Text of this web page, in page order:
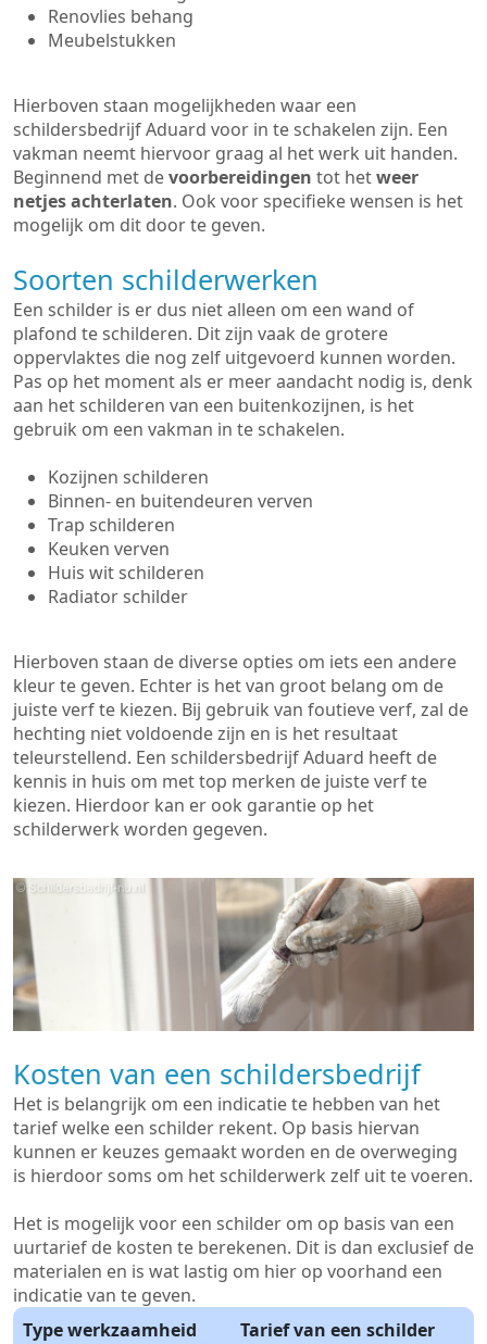
Renovlies behang
Meubelstukken
Hierboven staan mogelijkheden waar een
schildersbedrijf Aduard voor in te schakelen zijn. Een
vakman neemt hiervoor graag al het werk uit handen.
Beginnend met devoorbereidingen tot hetweer
netjes achterlaten. Ook voor specifieke wensen is het
mogelijk om dit door te geven.
Soorten schilderwerken
Een schilder is er dus niet alleen om een wand of
plafond te schilderen. Dit zijn vaak de grotere
oppervlaktes die nog zelf uitgevoerd kunnen worden.
Pas op het moment als er meer aandacht nodig is, denk
aan het schilderen van een buitenkozijnen, is het
gebruik om een vakman in te schakelen.
Kozijnen schilderen
Binnen- en buitendeuren verven
Trap schilderen
Keuken verven
Huis wit schilderen
Radiator schilder
Hierboven staan de diverse opties om iets een andere
kleur te geven. Echter is het van groot belang om de
juiste verf te kiezen. Bij gebruik van foutieve verf, zal de
hechting niet voldoende zijn en is het resultaat
teleurstellend. Een schildersbedrijf Aduard heeft de
kennis in huis om met top merken de juiste verf te
kiezen. Hierdoor kan er ook garantie op het
schilderwerk worden gegeven.
Kosten van een schildersbedrijf
Het is belangrijk om een indicatie te hebben van het
tarief welke een schilder rekent. Op basis hiervan
kunnen er keuzes gemaakt worden en de overweging
is hierdoor soms om het schilderwerk zelf uit te voeren.
Het is mogelijk voor een schilder om op basis van een
uurtarief de kosten te berekenen. Dit is dan exclusief de
materialen en is wat lastig om hier op voorhand een
indicatie van te geven.
Type werkzaamheid
Tarief van een schilder